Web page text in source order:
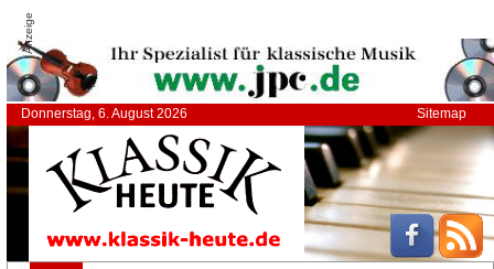
Anzeige
Donnerstag, 6. August 2026 Sitemap